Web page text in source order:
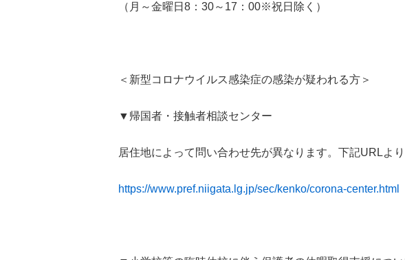
（月～金曜日8：30～17：00※祝日除く）
＜新型コロナウイルス感染症の感染が疑われる方＞
▼帰国者・接触者相談センター
居住地によって問い合わせ先が異なります。下記URLより
https://www.pref.niigata.lg.jp/sec/kenko/corona-center.html